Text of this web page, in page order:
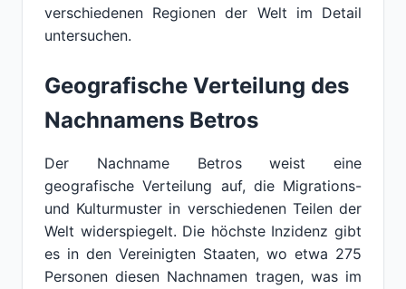
verschiedenen Regionen der Welt im Detail
untersuchen.
Geografische Verteilung des
Nachnamens Betros
Der Nachname Betros weist eine
geografische Verteilung auf, die Migrations-
und Kulturmuster in verschiedenen Teilen der
Welt widerspiegelt. Die höchste Inzidenz gibt
es in den Vereinigten Staaten, wo etwa 275
Personen diesen Nachnamen tragen, was im